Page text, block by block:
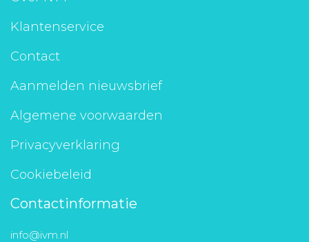
Klantenservice
Contact
Aanmelden nieuwsbrief
Algemene voorwaarden
Privacyverklaring
Cookiebeleid
Contactinformatie
info@ivm.nl